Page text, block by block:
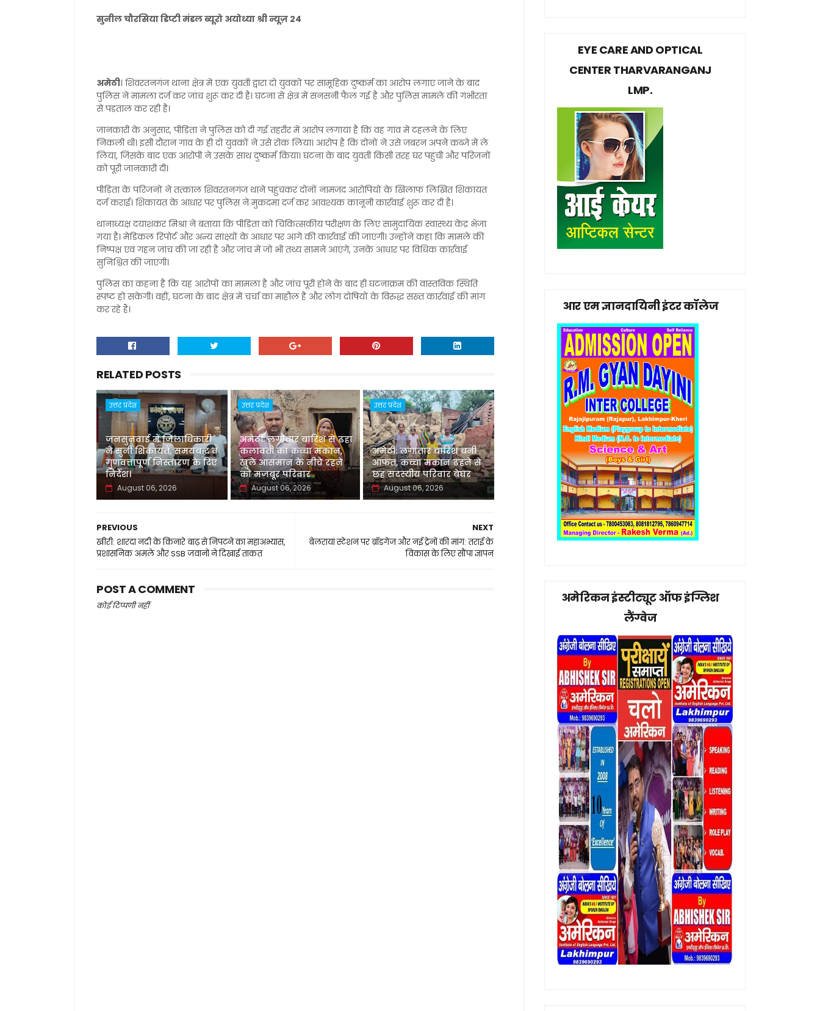
सुनील चौरसिया डिप्टी मंडल ब्यूरो अयोध्या श्री न्यूज़ 24
अमेठी। शिवरतनगंज थाना क्षेत्र में एक युवती द्वारा दो युवकों पर सामूहिक दुष्कर्म का आरोप लगाए जाने के बाद
पुलिस ने मामला दर्ज कर जांच शुरू कर दी है। घटना से क्षेत्र में सनसनी फैल गई है और पुलिस मामले की गंभीरता
से पड़ताल कर रही है।
जानकारी के अनुसार, पीड़िता ने पुलिस को दी गई तहरीर में आरोप लगाया है कि वह गांव में टहलने के लिए
निकली थी। इसी दौरान गांव के ही दो युवकों ने उसे रोक लिया। आरोप है कि दोनों ने उसे जबरन अपने कब्जे में ले
लिया, जिसके बाद एक आरोपी ने उसके साथ दुष्कर्म किया। घटना के बाद युवती किसी तरह घर पहुंची और परिजनों
को पूरी जानकारी दी।
पीड़िता के परिजनों ने तत्काल शिवरतनगंज थाने पहुंचकर दोनों नामजद आरोपियों के खिलाफ लिखित शिकायत
दर्ज कराई। शिकायत के आधार पर पुलिस ने मुकदमा दर्ज कर आवश्यक कानूनी कार्रवाई शुरू कर दी है।
थानाध्यक्ष दयाशंकर मिश्रा ने बताया कि पीड़िता को चिकित्सकीय परीक्षण के लिए सामुदायिक स्वास्थ्य केंद्र भेजा
गया है। मेडिकल रिपोर्ट और अन्य साक्ष्यों के आधार पर आगे की कार्रवाई की जाएगी। उन्होंने कहा कि मामले की
निष्पक्ष एवं गहन जांच की जा रही है और जांच में जो भी तथ्य सामने आएंगे, उनके आधार पर विधिक कार्रवाई
सुनिश्चित की जाएगी।
पुलिस का कहना है कि यह आरोपों का मामला है और जांच पूरी होने के बाद ही घटनाक्रम की वास्तविक स्थिति
स्पष्ट हो सकेगी। वहीं, घटना के बाद क्षेत्र में चर्चा का माहौल है और लोग दोषियों के विरुद्ध सख्त कार्रवाई की मांग
कर रहे हैं।
RELATED POSTS
उत्तर प्रदेश
जनसुनवाई में जिलाधिकारी
ने सुनीं शिकायतें, समयबद्ध व
गुणवत्तापूर्ण निस्तारण के दिए
निर्देश।
August 06, 2026
उत्तर प्रदेश
अमेठी: लगातार बारिश से ढहा
कलावती का कच्चा मकान,
खुले आसमान के नीचे रहने
को मजबूर परिवार
August 06, 2026
उत्तर प्रदेश
अमेठी: लगातार बारिश बनी
आफत, कच्चा मकान ढहने से
छह सदस्यीय परिवार बेघर
August 06, 2026
NEXT
बेलरायां स्टेशन पर ब्रॉडगेज और नई ट्रेनों की मांग: तराई के
विकास के लिए सौंपा ज्ञापन
PREVIOUS
खीरी: शारदा नदी के किनारे बाढ़ से निपटने का महाअभ्यास,
प्रशासनिक अमले और SSB जवानों ने दिखाई ताकत
POST A COMMENT
कोई टिप्पणी नहीं
EYE CARE AND OPTICAL
CENTER THARVARANGANJ
LMP.
आर एम ज्ञानदायिनी इंटर कॉलेज
अमेरिकन इंस्टीट्यूट ऑफ इंग्लिश
लैंग्वेज